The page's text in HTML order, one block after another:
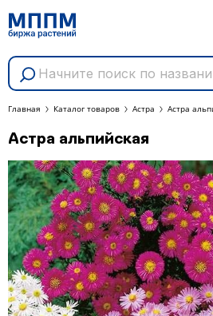
Главная Каталог товаров Астра Астра
Астра альпийская